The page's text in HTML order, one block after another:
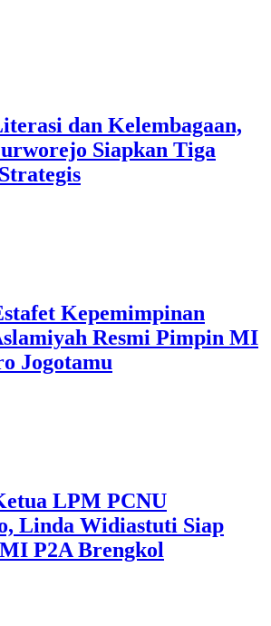
dan Kelembagaan,
Siapkan Tiga
Kepemimpinan
Resmi Pimpin MI
Jogotamu
LPM PCNU
Linda Widiastuti Siap
P2A Brengkol